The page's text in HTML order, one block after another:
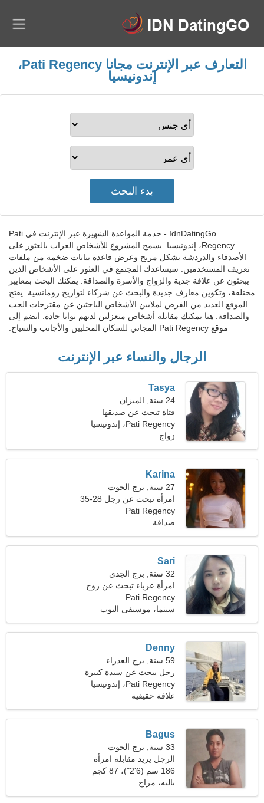
التعارف عبر الإنترنت مجانا Pati Regency،
إندونيسيا
IdnDatingGo - خدمة المواعدة الشهيرة عبر الإنترنت في Pati
Regency، إندونيسيا. يسمح المشروع للأشخاص العزاب بالعثور على
الأصدقاء والدردشة بشكل مريح وعرض قاعدة بيانات ضخمة من ملفات
تعريف المستخدمين. سيساعدك المجتمع في العثور على الأشخاص الذين
يبحثون عن علاقة جدية والزواج والأسرة والصداقة. يمكنك البحث بمعايير
مختلفة، وتكوين معارف جديدة والبحث عن شركاء لتواريخ رومانسية. يفتح
الموقع العديد من الفرص لملايين الأشخاص الباحثين عن مقترحات الحب
والصداقة. هنا يمكنك مقابلة أشخاص منعزلين لديهم نوايا جادة. انضم إلى
موقع Pati Regency المجاني للسكان المحليين والأجانب والسياح.
الرجال والنساء عبر الإنترنت
Tasya
24 سنة, الميزان
فتاة تبحث عن صديقها
Pati Regency، إندونيسيا
زواج
Karina
27 سنة, برج الحوت
امرأة تبحث عن رجل 28-35
Pati Regency
صداقة
Sari
32 سنة, برج الجدي
امرأة عزباء تبحث عن زوج
Pati Regency
سينما، موسيقى البوب
Denny
59 سنة, برج العذراء
رجل يبحث عن سيدة كبيرة
Pati Regency، إندونيسيا
علاقة حقيقية
Bagus
33 سنة, برج الحوت
الرجل يريد مقابلة امرأة
186 سم (6'2")، 87 كجم
(191 رطلا)
باليه، مزاح